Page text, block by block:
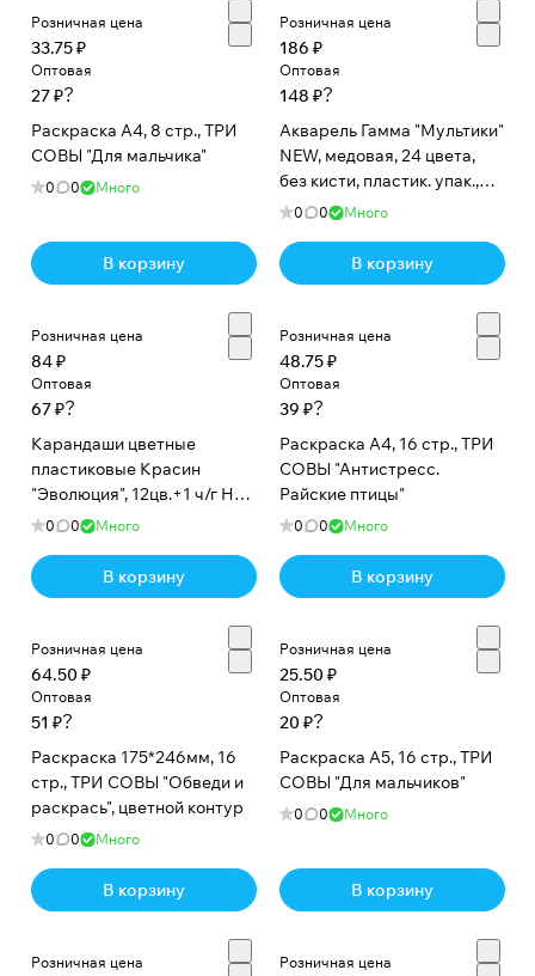
Розничная цена
33.75 ₽
Оптовая
27 ₽?
Раскраска А4, 8 стр., ТРИ
СОВЫ "Для мальчика"
0 0 Много
В корзину
Розничная цена
186 ₽
Оптовая
148 ₽?
Акварель Гамма "Мультики"
NEW, медовая, 24 цвета,
без кисти, пластик. упак.,
европодвес
0 0 Много
В корзину
Розничная цена
84 ₽
Оптовая
67 ₽?
Карандаши цветные
пластиковые Красин
"Эволюция", 12цв.+1 ч/г HB,
заточен., картон,
0 0 Много
В корзину
Розничная цена
48.75 ₽
Оптовая
39 ₽?
Раскраска А4, 16 стр., ТРИ
СОВЫ "Антистресс.
Райские птицы"
0 0 Много
В корзину
Розничная цена
64.50 ₽
Оптовая
51 ₽?
Раскраска 175*246мм, 16
стр., ТРИ СОВЫ "Обведи и
раскрась", цветной контур
0 0 Много
В корзину
Розничная цена
25.50 ₽
Оптовая
20 ₽?
Раскраска А5, 16 стр., ТРИ
СОВЫ "Для мальчиков"
0 0 Много
В корзину
Розничная цена Розничная цена